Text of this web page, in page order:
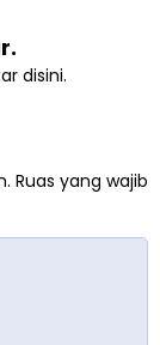
disini.
Ruas yang wajib